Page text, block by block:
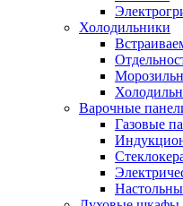
Холодильники
Варочные
Газовые